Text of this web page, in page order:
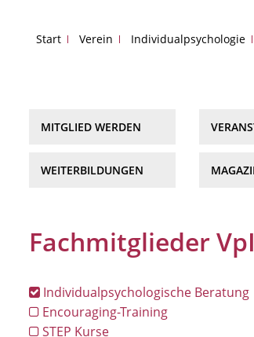
Start Verein Individualpsychologie
MITGLIED WERDEN
WEITERBILDUNGEN
Fachmitglieder
Individualpsychologische Beratung
Encouraging-Training
STEP Kurse